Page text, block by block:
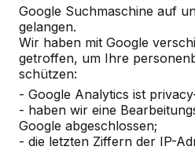
Google Suchmaschine auf
gelangen.
Wir haben mit Google
getroffen, um Ihre
schützen:
- Google Analytics ist
- haben wir eine
Google abgeschlossen;
- die letzten Ziffern der IP-
Anzahl
Zur Bestellung